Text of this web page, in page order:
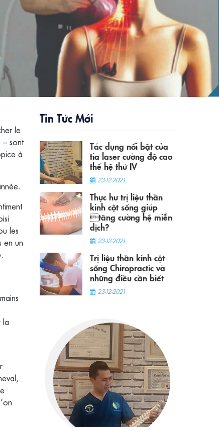
le
sont
à
les
en un
la
Tin Tức Mới
Tác dụng nổi bật của
tia laser cường độ cao
thế hệ thứ IV
23-12-2021
Thực hư trị liệu thần
kinh cột sống giúp
tăng cường hệ miễn
dịch?
23-12-2021
Trị liệu thần kinh cột
sống Chiropractic và
những điều cần biết
23-12-2021